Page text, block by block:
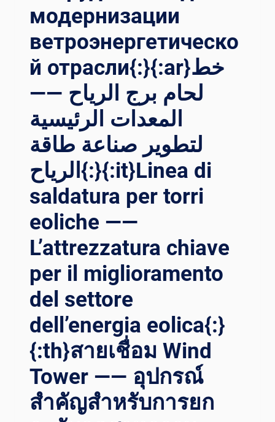
NIFATTURIERA, IN
NOVAZIONE NE
LLA SA
LDATURA WE
LDING RO
TATOR{:}{:
TH}เส
ริมศั
กยภาพอุ
ตสาหกรรมกา
รผล
ิต นว
ัตกรรมกา
รเช
บ WE
TATOR{:}{:
VI}TRAO QU
YỀN CH
O NG
ÀNH SẢ
N XU
I MỚ
NG NG
HỆ HÀ
N RO
модернизации
ветроэнергетическо
й отрасли{:}{:ar}خط
لحام برج الرياح ——
المعدات الرئيسية
لتطوير صناعة طاقة
الرياح{:}{:it}Linea di
saldatura per torri
eoliche ——
L’attrezzatura chiave
per il miglioramento
del settore
dell’energia eolica{:}
{:th}สายเชื่อม Wind
Tower —— อุปกรณ์
สำคัญสำหรับการยก